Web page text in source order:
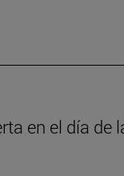
en el día de